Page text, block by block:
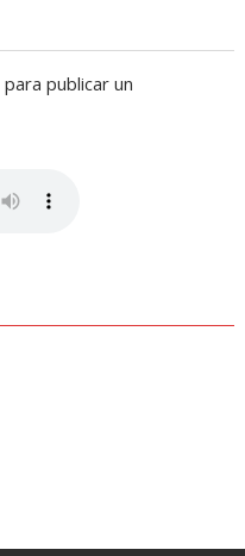
para publicar un